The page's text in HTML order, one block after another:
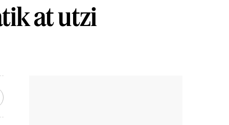
at utzi